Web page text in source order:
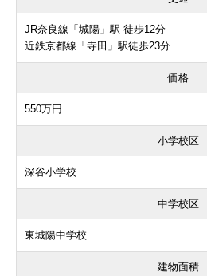
JR奈良線「城陽」駅 徒歩12分
近鉄京都線「寺田」駅徒歩23分
価格
550万円
小学校区
深谷小学校
中学校区
東城陽中学校
建物面積